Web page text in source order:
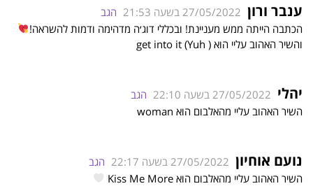
ענבר ורון 27/05/2022 בשעה 21:53
הגב
הכתבה הייתה ממש מעניינת! ובכללי דוג׳ה מדהימה ודמות להשראה!
והשיר האהוב עליי הוא get into it (Yuh )
יהלי 27/05/2022 בשעה 22:10
הגב
השיר האהוב עליי מהאלבום הוא woman
נועם אוחיון 27/05/2022 בשעה 22:17
הגב
השיר האהוב עליי מהאלבום הוא Kiss Me More